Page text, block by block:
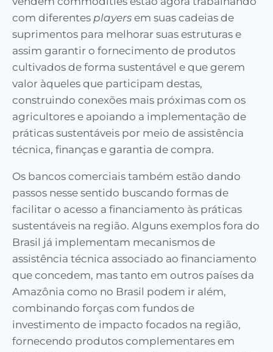
com diferentes players em suas cadeias de
suprimentos para melhorar suas estruturas e
assim garantir o fornecimento de produtos
cultivados de forma sustentável e que gerem
valor àqueles que participam destas,
construindo conexões mais próximas com os
agricultores e apoiando a implementação de
práticas sustentáveis por meio de assistência
técnica, finanças e garantia de compra.
Os bancos comerciais também estão dando
passos nesse sentido buscando formas de
facilitar o acesso a financiamento às práticas
sustentáveis na região. Alguns exemplos fora do
Brasil já implementam mecanismos de
assistência técnica associado ao financiamento
que concedem, mas tanto em outros países da
Amazônia como no Brasil podem ir além,
combinando forças com fundos de
investimento de impacto focados na região,
fornecendo produtos complementares em